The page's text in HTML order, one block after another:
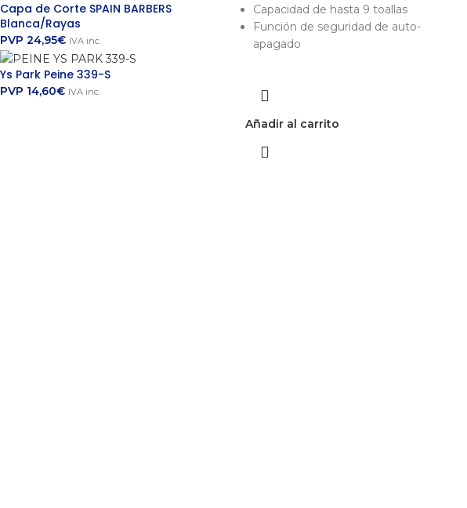
Capa de Corte SPAIN BARBERS
Blanca/Rayas
PVP 24,95€ IVA inc.
Ys Park Peine 339-S
PVP 14,60€ IVA inc.
Capacidad de hasta 9 toallas
Función de seguridad de auto-
apagado
Añadir al carrito